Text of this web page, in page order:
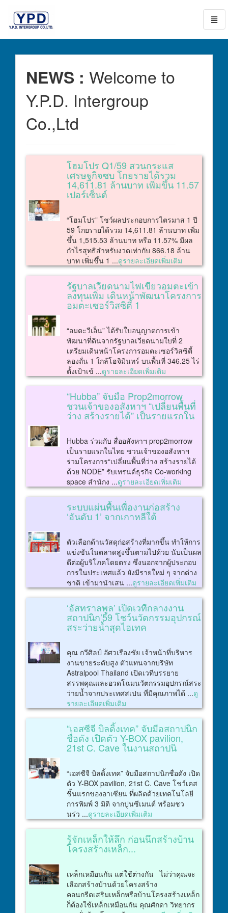
go
NEWS : Welcome to
Y.P.D. Intergroup
Co.,Ltd
โฮมโปร Q1/59 สวนกระแส
เศรษฐกิจซบ โกยรายได้รวม
14,611.81 ล้านบาท เพิ่มขึ้น 11.57
เปอร์เซ็นต์
“โฮมโปร” โชว์ผลประกอบการไตรมาส 1 ปี
59 โกยรายได้รวม 14,611.81 ล้านบาท เพิ่ม
ขึ้น 1,515.53 ล้านบาท หรือ 11.57% มีผล
กำไรสุทธิสำหรับงวดเท่ากับ 866.18 ล้าน
บาท เพิ่มขึ้น 1 ...ดูรายละเอียดเพิ่มเติม
รัฐบาลเวียดนามไฟเขียวอมตะเข้า
ลงทุนเพิ่ม เดินหน้าพัฒนาโครงการ
อมตะเซอร์วิสซิตี้ 1
“อมตะวีเอ็น” ได้รับใบอนุญาตการเข้า
พัฒนาที่ดินจากรัฐบาลเวียดนามใบที่ 2
เตรียมเดินหน้าโครงการอมตะเซอร์วิสซิตี้
ลองถั่น 1 ใกล้โฮจิมินทร์ บนพื้นที่ 346.25 ไร่
ตั้งเป้าเข้ ...ดูรายละเอียดเพิ่มเติม
“Hubba” จับมือ Prop2morrow
ชวนเจ้าของอสังหาฯ “เปลี่ยนพื้นที่
ว่าง สร้างรายได้” เป็นรายแรกใน
Hubba ร่วมกับ สื่ออสังหาฯ prop2morrow
เป็นรายแรกในไทย ชวนเจ้าของอสังหาฯ
ร่วมโครงการ“เปลี่ยนพื้นที่ว่าง สร้างรายได้
ด้วย NODE” รับเทรนด์ธุรกิจ Co-working
space สำนักง ...ดูรายละเอียดเพิ่มเติม
ระบบแผ่นพื้นเพื่องานก่อสร้าง
‘อันดับ 1’ จากเกาหลีใต้
ตัวเลือกด้านวัสดุก่อสร้างที่มากขึ้น ทำให้การ
แข่งขันในตลาดสูงขึ้นตามไปด้วย นับเป็นผล
ดีต่อผู้บริโภคโดยตรง ซึ่งนอกจากผู้ประกอบ
การในประเทศแล้ว ยังมีรายใหม่ ๆ จากต่าง
ชาติ เข้ามานำเสน ...ดูรายละเอียดเพิ่มเติม
‘อัสทราลพูล’ เปิดเวทีกลางงาน
สถาปนิก’59 โชว์นวัตกรรมอุปกรณ์
สระว่ายน้ำสุดไฮเทค
คุณ กวีศิลป์ อัศวเรืองชัย เจ้าหน้าที่บริหาร
งานขายระดับสูง ตัวแทนจากบริษัท
Astralpool Thailand เปิดเวทีบรรยาย
สรรพคุณและอวดโฉมนวัตกรรมอุปกรณ์สระ
ว่ายน้ำจากประเทศสเปน ที่มีคุณภาพได้ ...ดู
รายละเอียดเพิ่มเติม
“เอสซีจี บิลดิ้งเทค” จับมือสถาปนิก
ชื่อดัง เปิดตัว Y-BOX pavilion,
21st C. Cave ในงานสถาปนิ
“เอสซีจี บิลดิ้งเทค” จับมือสถาปนิกชื่อดัง เปิด
ตัว Y-BOX pavilion, 21st C. Cave โชว์เคส
ชิ้นแรกของอาเซียน ที่ผลิตด้วยเทคโนโลยี
การพิมพ์ 3 มิติ จากปูนซีเมนต์ พร้อมชว
นร่ว ...ดูรายละเอียดเพิ่มเติม
รู้จักเหล็กให้ลึก ก่อนนึกสร้างบ้าน
โครงสร้างเหล็ก...
เหล็กเหมือนกัน แต่ใช้ต่างกัน ไม่ว่าคุณจะ
เลือกสร้างบ้านด้วยโครงสร้าง
คอนกรีตเสริมเหล็กหรือบ้านโครงสร้างเหล็ก
ก็ต้องใช้เหล็กเหมือนกัน คุณศักดา วิทยากร